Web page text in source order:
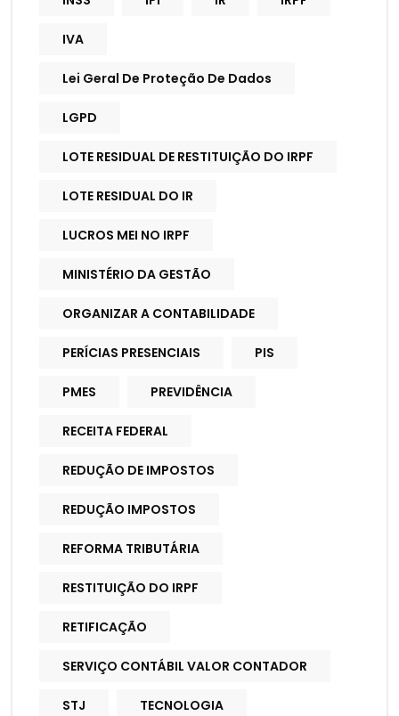
IVA
Lei Geral De Proteção De Dados
LGPD
LOTE RESIDUAL DE RESTITUIÇÃO DO IRPF
LOTE RESIDUAL DO IR
LUCROS MEI NO IRPF
MINISTÉRIO DA GESTÃO
ORGANIZAR A CONTABILIDADE
PERÍCIAS PRESENCIAIS PIS
PMES PREVIDÊNCIA
RECEITA FEDERAL
REDUÇÃO DE IMPOSTOS
REDUÇÃO IMPOSTOS
REFORMA TRIBUTÁRIA
RESTITUIÇÃO DO IRPF
RETIFICAÇÃO
SERVIÇO CONTÁBIL VALOR CONTADOR
STJ TECNOLOGIA